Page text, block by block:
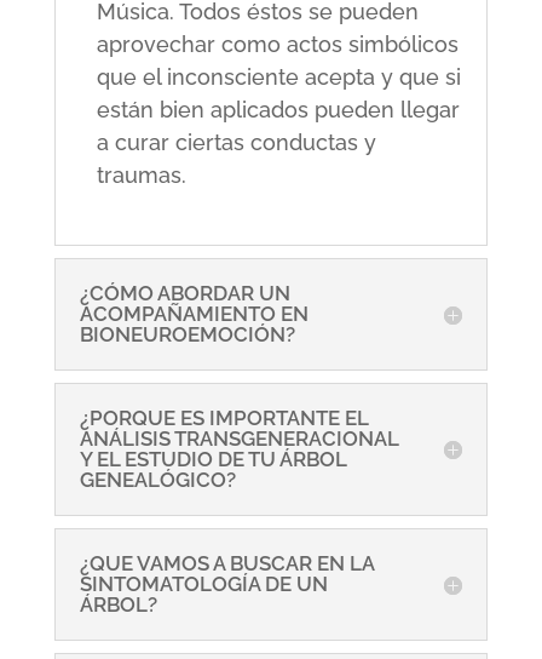
Música. Todos éstos se pueden
aprovechar como actos simbólicos
que el inconsciente acepta y que si
están bien aplicados pueden llegar
a curar ciertas conductas y
traumas.
¿CÓMO ABORDAR UN
ACOMPAÑAMIENTO EN
BIONEUROEMOCIÓN?
¿PORQUE ES IMPORTANTE EL
ANÁLISIS TRANSGENERACIONAL
Y EL ESTUDIO DE TU ÁRBOL
GENEALÓGICO?
¿QUE VAMOS A BUSCAR EN LA
SINTOMATOLOGÍA DE UN
ÁRBOL?